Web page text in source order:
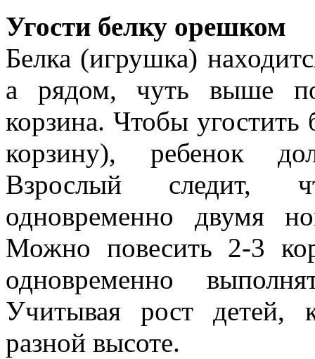
Угости белку орешком
Белка (игрушка)
а рядом, чуть выше
корзина. Чтобы
корзину), ребенок
Взрослый следит,
одновременно двумя
Можно повесить 2-3
одновременно
Учитывая рост детей,
разной высоте.